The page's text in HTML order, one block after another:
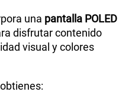
20 Mpx
una pantalla POLED
disfrutar contenido
visual y colores